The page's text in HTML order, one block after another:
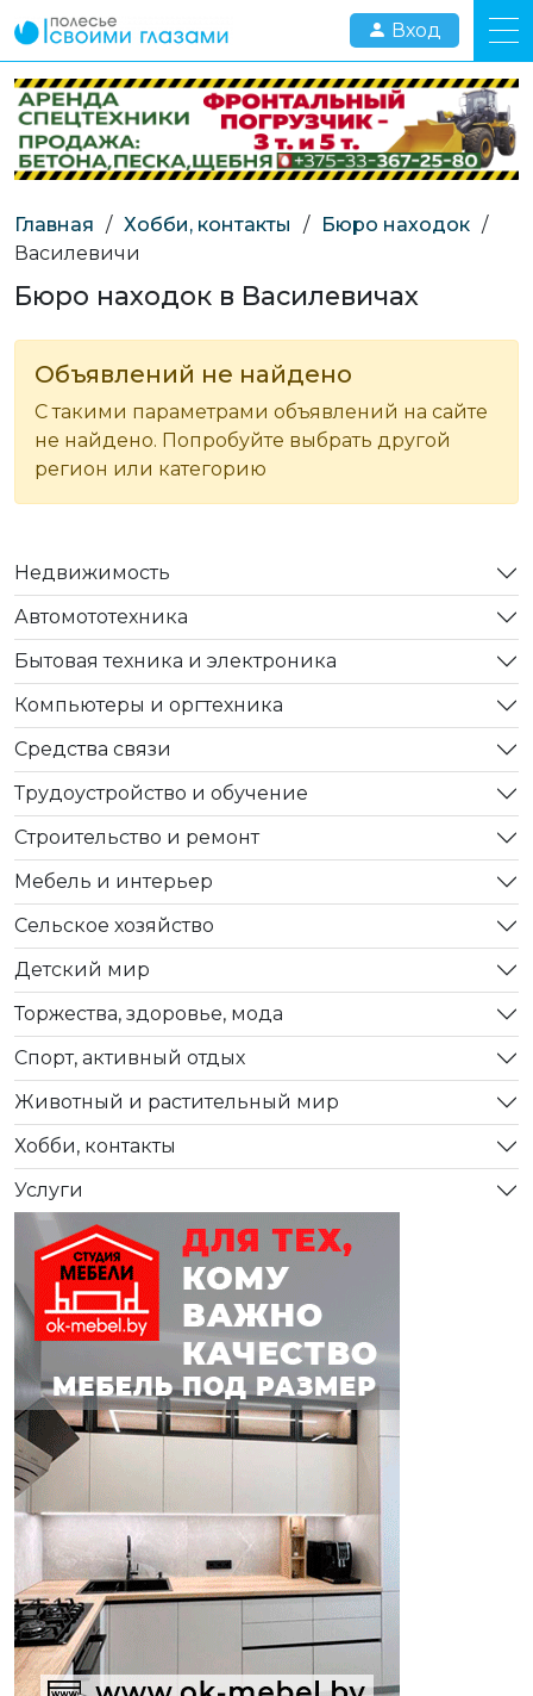
Вход
Главная / Хобби, контакты / Бюро находок /
Василевичи
Бюро находок в Василевичах
Объявлений не найдено
С такими параметрами объявлений на сайте
не найдено. Попробуйте выбрать другой
регион или категорию
Недвижимость
Автомототехника
Бытовая техника и электроника
Компьютеры и оргтехника
Средства связи
Трудоустройство и обучение
Строительство и ремонт
Мебель и интерьер
Сельское хозяйство
Детский мир
Торжества, здоровье, мода
Спорт, активный отдых
Животный и растительный мир
Хобби, контакты
Услуги